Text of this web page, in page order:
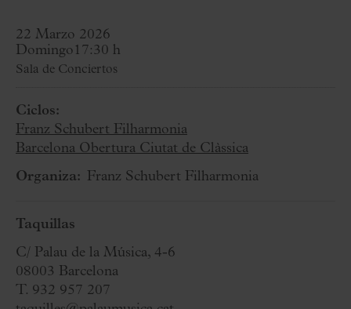
22 Marzo 2026
Domingo 17:30 h
Sala de Conciertos
Ciclos:
Franz Schubert Filharmonia
Barcelona Obertura Ciutat de Clàssica
Organiza: Franz Schubert Filharmonia
Taquillas
C/ Palau de la Música, 4-6
08003 Barcelona
T. 932 957 207